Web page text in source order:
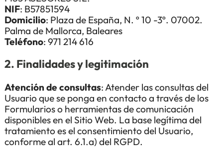
NIF: B57851594
Domicilio: Plaza de España, N. º 10 -3º. 07002.
Palma de Mallorca, Baleares
Teléfono: 971 214 616
2. Finalidades y legitimación
Atención de consultas: Atender las consultas del
Usuario que se ponga en contacto a través de los
Formularios o herramientas de comunicación
disponibles en el Sitio Web. La base legítima del
tratamiento es el consentimiento del Usuario,
conforme al art. 6.1.a) del RGPD.